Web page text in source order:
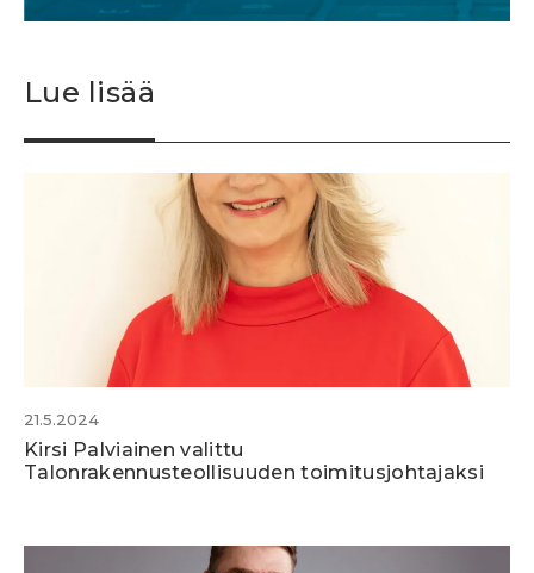
Lue lisää
21.5.2024
Kirsi Palviainen valittu
Talonrakennusteollisuuden toimitusjohtajaksi